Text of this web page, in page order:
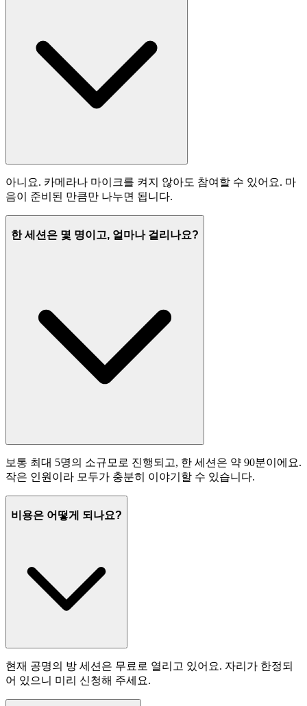
아니요. 카메라나 마이크를 켜지 않아도 참여할 수 있어요. 마
음이 준비된 만큼만 나누면 됩니다.
한 세션은 몇 명이고, 얼마나 걸리나요?
보통 최대 5명의 소규모로 진행되고, 한 세션은 약 90분이에요.
작은 인원이라 모두가 충분히 이야기할 수 있습니다.
비용은 어떻게 되나요?
현재 공명의 방 세션은 무료로 열리고 있어요. 자리가 한정되
어 있으니 미리 신청해 주세요.